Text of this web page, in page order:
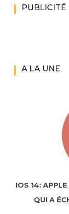
PUBLICITÉ
A LA UNE
IOS 14:
QUI A